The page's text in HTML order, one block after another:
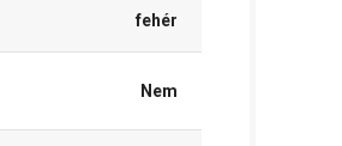
fehér
Nem